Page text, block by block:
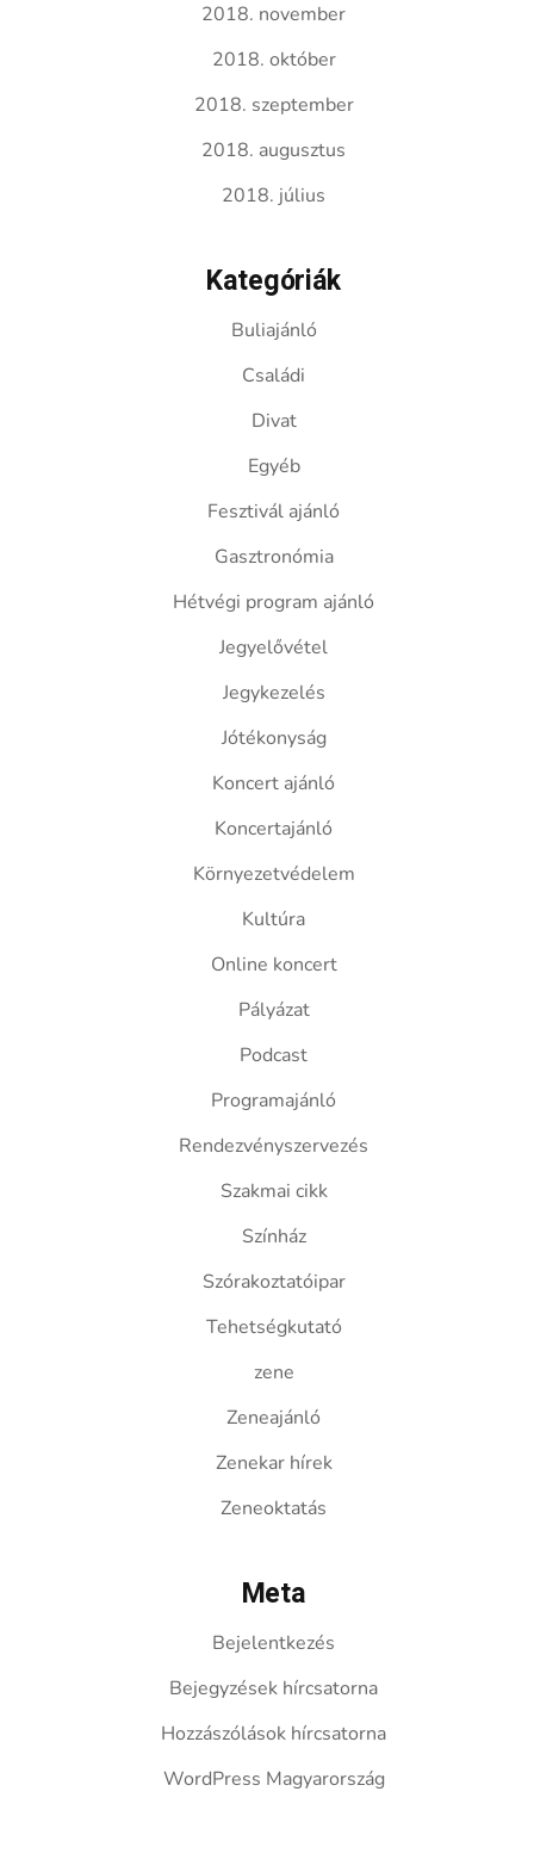
2018. november
2018. október
2018. szeptember
2018. augusztus
2018. július
Kategóriák
Buliajánló
Családi
Divat
Egyéb
Fesztivál ajánló
Gasztronómia
Hétvégi program ajánló
Jegyelővétel
Jegykezelés
Jótékonyság
Koncert ajánló
Koncertajánló
Környezetvédelem
Kultúra
Online koncert
Pályázat
Podcast
Programajánló
Rendezvényszervezés
Szakmai cikk
Színház
Szórakoztatóipar
Tehetségkutató
zene
Zeneajánló
Zenekar hírek
Zeneoktatás
Meta
Bejelentkezés
Bejegyzések hírcsatorna
Hozzászólások hírcsatorna
WordPress Magyarország